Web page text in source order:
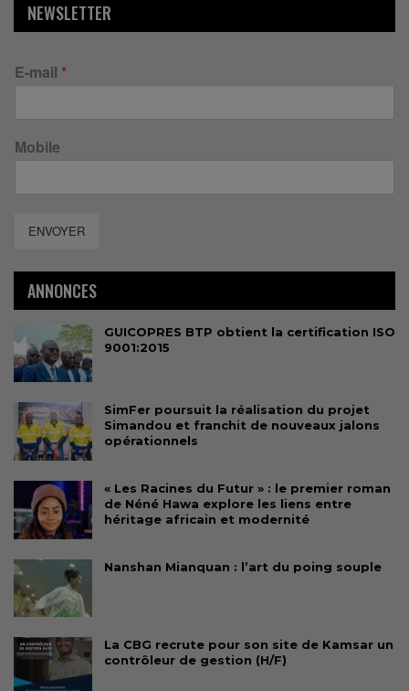
NEWSLETTER
E-mail *
Mobile
ENVOYER
ANNONCES
GUICOPRES BTP obtient la certification ISO
9001:2015
SimFer poursuit la réalisation du projet
Simandou et franchit de nouveaux jalons
opérationnels
« Les Racines du Futur » : le premier roman
de Néné Hawa explore les liens entre
héritage africain et modernité
Nanshan Mianquan : l’art du poing souple
La CBG recrute pour son site de Kamsar un
contrôleur de gestion (H/F)